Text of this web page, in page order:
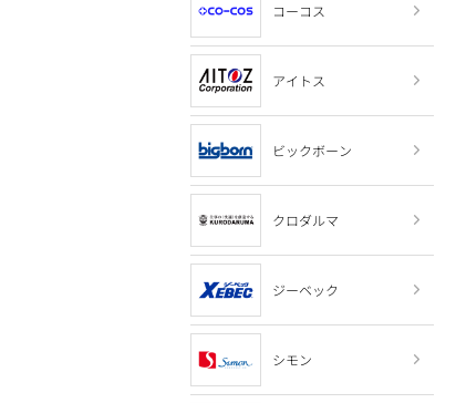
コーコス
アイトス
ビックボーン
クロダルマ
ジーベック
シモン